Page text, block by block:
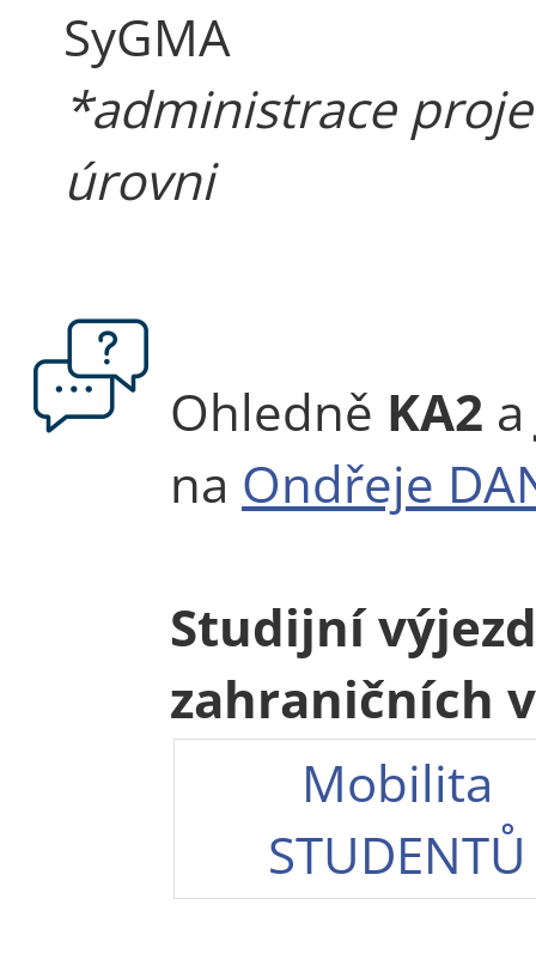
SyGMA
*administrace
úrovni
Ohledně KA2 a
na Ondřeje
Studijní
zahraničních
Mobilita
STUDENTŮ